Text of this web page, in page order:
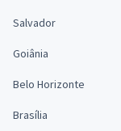
Salvador
Goiânia
Belo Horizonte
Brasília